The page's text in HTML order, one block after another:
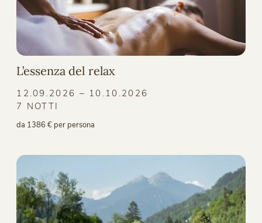
L’essenza del relax
12.09.2026 – 10.10.2026
7 NOTTI
da 1386 € per persona